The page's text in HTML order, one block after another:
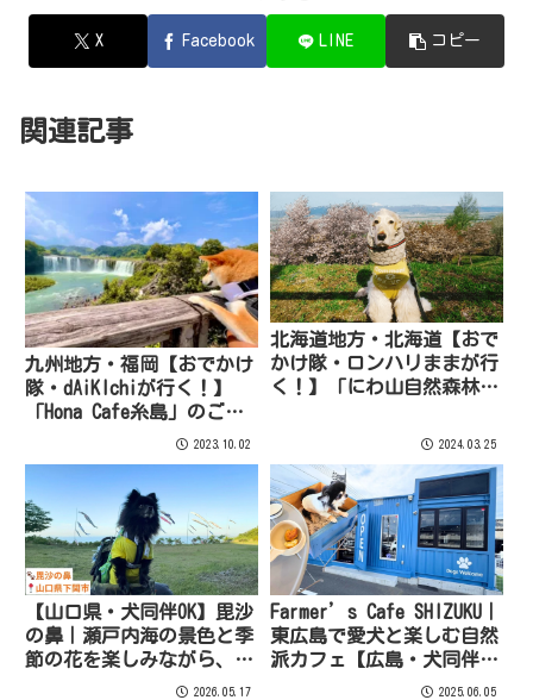
X Facebook LINE コピー
関連記事
九州地方・福岡【おでかけ
隊・dAiKIchiが行く！】
「Hona Cafe糸島」のご紹
2023.10.02
北海道地方・北海道【おで
かけ隊・ロンハリままが行
く！】「にわ山自然森林公
2024.03.25
【山口県・犬同伴OK】毘沙
の鼻｜瀬戸内海の景色と季
節の花を楽しみながら、愛
犬と一緒に散策できる海沿
2026.05.17
Farmer’s Cafe SHIZUKU｜
東広島で愛犬と楽しむ自然
派カフェ【広島・犬同伴
2025.06.05